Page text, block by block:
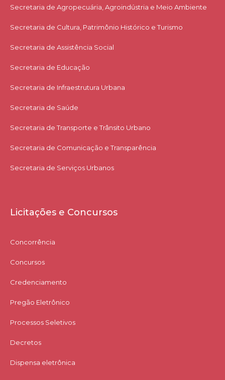
Secretaria de Agropecuária, Agroindústria e Meio Ambiente
Secretaria de Cultura, Patrimônio Histórico e Turismo
Secretaria de Assistência Social
Secretaria de Educação
Secretaria de Infraestrutura Urbana
Secretaria de Saúde
Secretaria de Transporte e Trânsito Urbano
Secretaria de Comunicação e Transparência
Secretaria de Serviços Urbanos
Licitações e Concursos
Concorrência
Concursos
Credenciamento
Pregão Eletrônico
Processos Seletivos
Decretos
Dispensa eletrônica